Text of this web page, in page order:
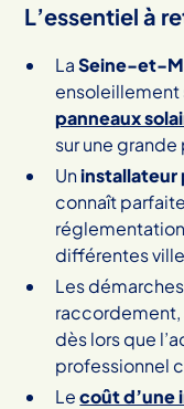
Heading 2
L’essentiel à
LaSeine-et-
panneaux
sur une
Un
connaît
différentes
Les
dès lors que
professionnel
Lecoût d’une